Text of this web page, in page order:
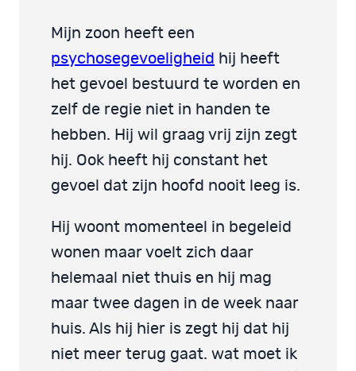
Mijn zoon heeft een
psychosegevoeligheid hij heeft
het gevoel bestuurd te worden en
zelf de regie niet in handen te
hebben. Hij wil graag vrij zijn zegt
hij. Ook heeft hij constant het
gevoel dat zijn hoofd nooit leeg is.
Hij woont momenteel in begeleid
wonen maar voelt zich daar
helemaal niet thuis en hij mag
maar twee dagen in de week naar
huis. Als hij hier is zegt hij dat hij
niet meer terug gaat. wat moet ik